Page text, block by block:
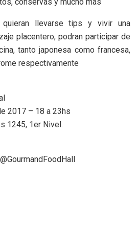
quieran llevarse tips y vivir una
placentero, podran participar de
tanto japonesa como francesa,
respectivamente
2017 – 18 a 23hs
1245, 1er Nivel.